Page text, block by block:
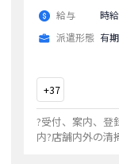
給与
時
派遣形態 有期
+37
?受付、案内、登
内?店舗内外の清